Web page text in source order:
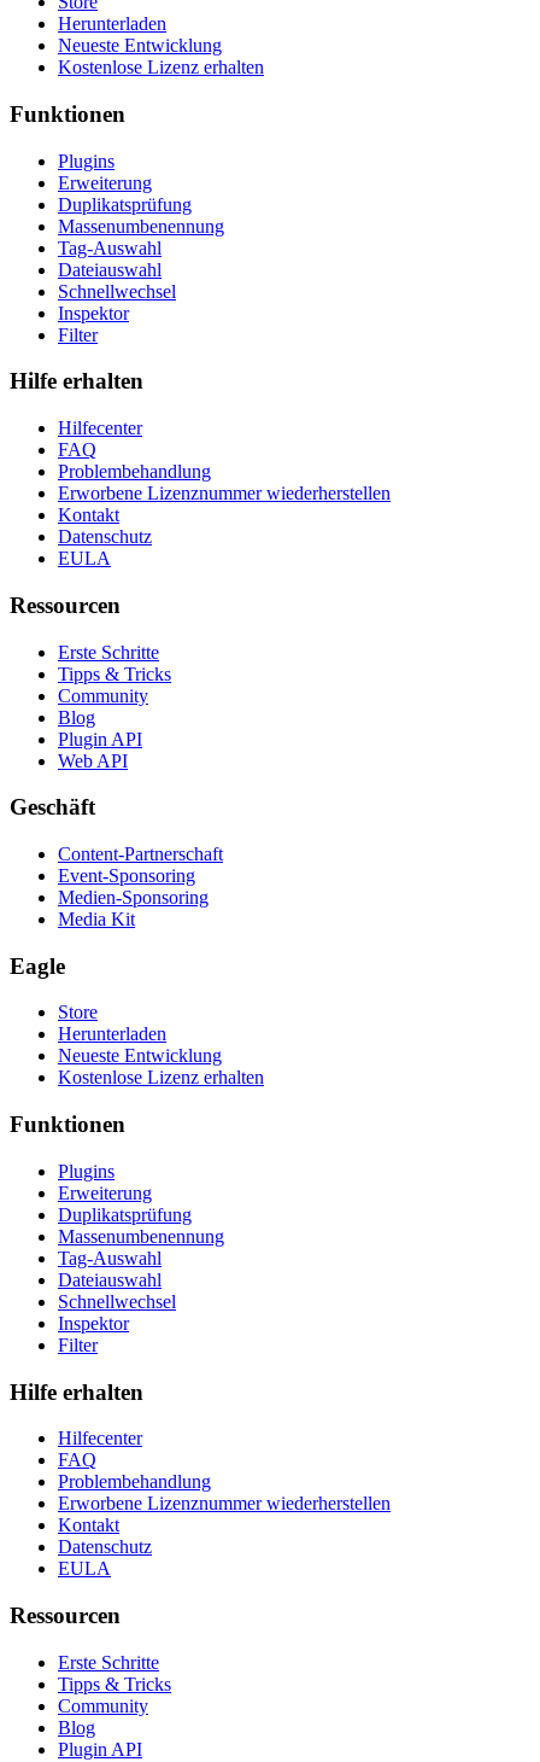
Herunterladen
Neueste Entwicklung
Kostenlose Lizenz erhalten
Funktionen
Plugins
Erweiterung
Duplikatsprüfung
Massenumbenennung
Tag-Auswahl
Dateiauswahl
Schnellwechsel
Inspektor
Filter
Hilfe erhalten
Hilfecenter
FAQ
Problembehandlung
Erworbene Lizenznummer wiederherstellen
Kontakt
Datenschutz
EULA
Ressourcen
Erste Schritte
Tipps & Tricks
Community
Blog
Plugin API
Web API
Geschäft
Content-Partnerschaft
Event-Sponsoring
Medien-Sponsoring
Media Kit
Eagle
Store
Herunterladen
Neueste Entwicklung
Kostenlose Lizenz erhalten
Funktionen
Plugins
Erweiterung
Duplikatsprüfung
Massenumbenennung
Tag-Auswahl
Dateiauswahl
Schnellwechsel
Inspektor
Filter
Hilfe erhalten
Hilfecenter
FAQ
Problembehandlung
Erworbene Lizenznummer wiederherstellen
Kontakt
Datenschutz
EULA
Ressourcen
Erste Schritte
Tipps & Tricks
Community
Blog
Plugin API